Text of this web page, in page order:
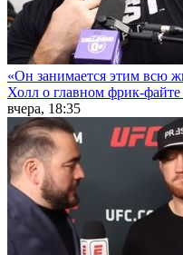
«Он занимается этим всю
Холл о главном фрик-файте
вчера, 18:35